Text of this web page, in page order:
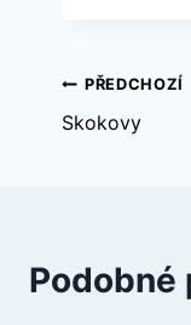
pro
PŘEDCHOZÍ
Skokovy